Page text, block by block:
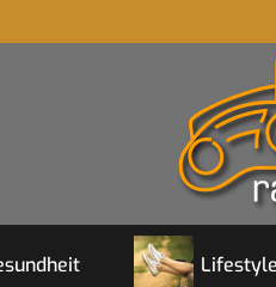
Lifestyle